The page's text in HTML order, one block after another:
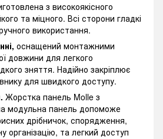
​​з високоякісного
та міцного. Всі сторони гладкі
використання.
оснащений монтажними
довжини для легкого
зняття. Надійно закріплює
для швидкого доступу.
. Жорстка панель Molle з
модульна панель допоможе
дрібничок, спорядження,
організацію, та легкий доступ